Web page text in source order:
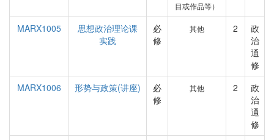
目或作品等）
MARX1005
思想政治理论课
实践
必
修
其他 2
政
治
通
修
MARX1006
形势与政策(讲座)
必
修
其他 2
政
治
通
修